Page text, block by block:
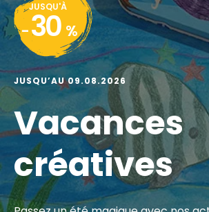
JUSQU'À
- 30 %
JUSQU’AU 09.08.2026
Vacances
créatives